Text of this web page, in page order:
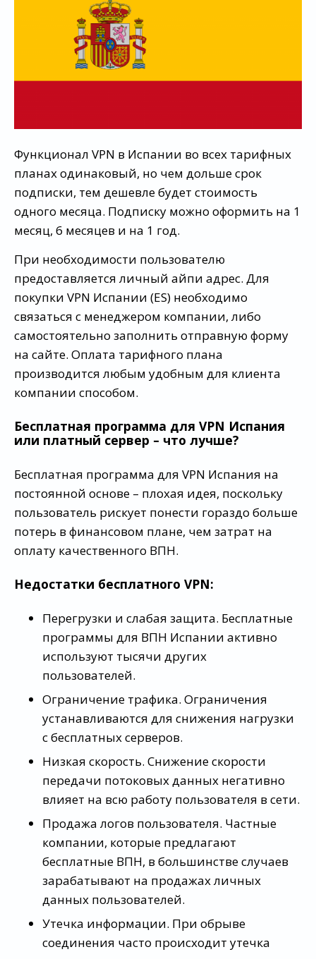
Функционал VPN в Испании во всех тарифных
планах одинаковый, но чем дольше срок
подписки, тем дешевле будет стоимость
одного месяца. Подписку можно оформить на 1
месяц, 6 месяцев и на 1 год.
При необходимости пользователю
предоставляется личный айпи адрес. Для
покупки VPN Испании (ES) необходимо
связаться с менеджером компании, либо
самостоятельно заполнить отправную форму
на сайте. Оплата тарифного плана
производится любым удобным для клиента
компании способом.
Бесплатная программа для VPN Испания
или платный сервер – что лучше?
Бесплатная программа для VPN Испания на
постоянной основе – плохая идея, поскольку
пользователь рискует понести гораздо больше
потерь в финансовом плане, чем затрат на
оплату качественного ВПН.
Недостатки бесплатного VPN:
Перегрузки и слабая защита. Бесплатные
программы для ВПН Испании активно
используют тысячи других
пользователей.
Ограничение трафика. Ограничения
устанавливаются для снижения нагрузки
с бесплатных серверов.
Низкая скорость. Снижение скорости
передачи потоковых данных негативно
влияет на всю работу пользователя в сети.
Продажа логов пользователя. Частные
компании, которые предлагают
бесплатные ВПН, в большинстве случаев
зарабатывают на продажах личных
данных пользователей.
Утечка информации. При обрыве
соединения часто происходит утечка